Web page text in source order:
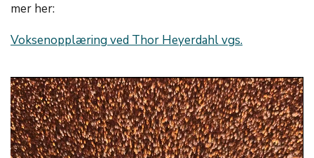
mer her:
Voksenopplæring ved Thor Heyerdahl vgs.